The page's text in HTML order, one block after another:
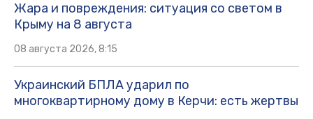
Жара и повреждения: ситуация со светом в
Крыму на 8 августа
08 августа 2026, 8:15
Украинский БПЛА ударил по
многоквартирному дому в Керчи: есть жертвы